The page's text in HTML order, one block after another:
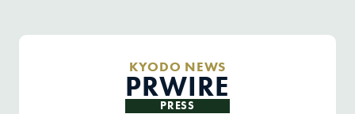
KYODO NEWS
PRWIRE
PRESS